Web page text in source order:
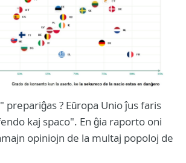
prepariĝas ? Eŭropa Unio ĵus faris
kaj spaco". En ĝia raporto oni
opiniojn de la multaj popoloj de